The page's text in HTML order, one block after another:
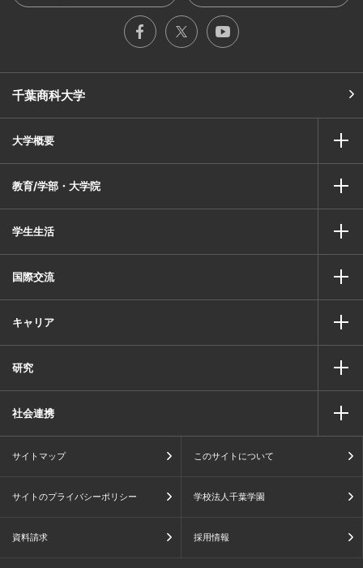
千葉商科大学
大学概要
教育/学部・大学院
学生生活
国際交流
キャリア
研究
社会連携
サイトマップ このサイトについて
サイトのプライバシーポリシー 学校法人千葉学園
資料請求 採用情報